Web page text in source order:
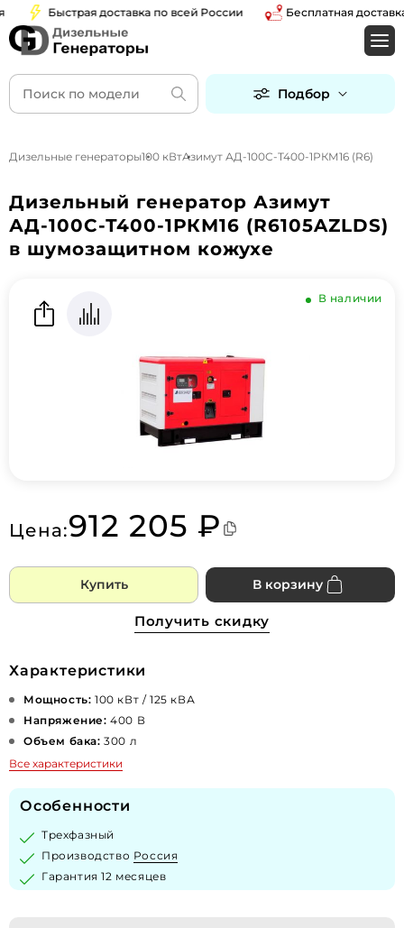
Быстрая доставка по всей России Бесплатная доставка
Подбор
Дизельные генераторы100 кВтАзимут АД-100С-Т400-1РКМ16 (R6)
Дизельный генератор Азимут
АД-100С-Т400-1РКМ16 (R6105AZLDS)
в шумозащитном кожухе
В наличии
Цена:912 205 ₽
Купить В корзину
Получить скидку
Характеристики
Мощность: 100 кВт / 125 кВА
Напряжение: 400 В
Объем бака: 300 л
Все характеристики
Особенности
Трехфазный
Производство Россия
Гарантия 12 месяцев